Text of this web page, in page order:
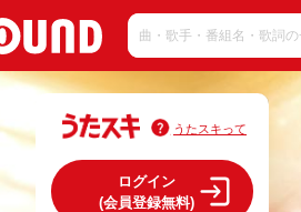
うたスキって
ログイン
(会員登録無料)